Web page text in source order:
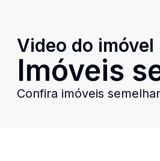
Video do imóvel
Imóveis
Confira imóveis